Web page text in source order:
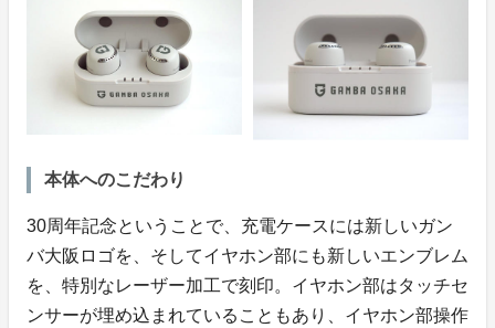
本体へのこだわり
30周年記念ということで、充電ケースには新しいガン
バ大阪ロゴを、そしてイヤホン部にも新しいエンブレム
を、特別なレーザー加工で刻印。イヤホン部はタッチセ
ンサーが埋め込まれていることもあり、イヤホン部操作